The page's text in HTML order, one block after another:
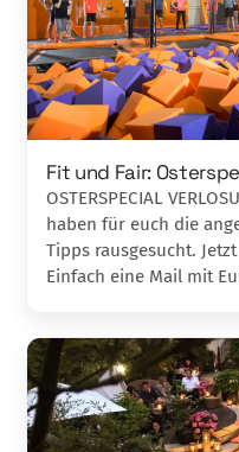
Fit und Fair:
OSTERSPECIAL
haben für euch die
Tipps rausgesucht.
Einfach eine Mail mit